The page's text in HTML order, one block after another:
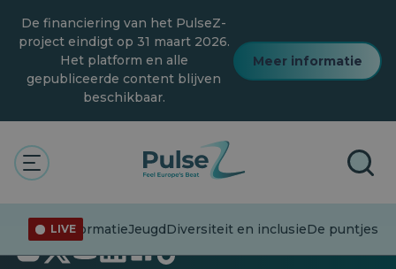
naar
hoofdinhoud
De financiering van het PulseZ-
project eindigt op 31 maart 2026.
Het platform en alle
gepubliceerde content blijven
beschikbaar.
Meer informatie
LIVE
DesinformatieJeugdDiversiteit en inclusieDe puntjes
Opent
in
Opent
in
Opent
in
in
in
in